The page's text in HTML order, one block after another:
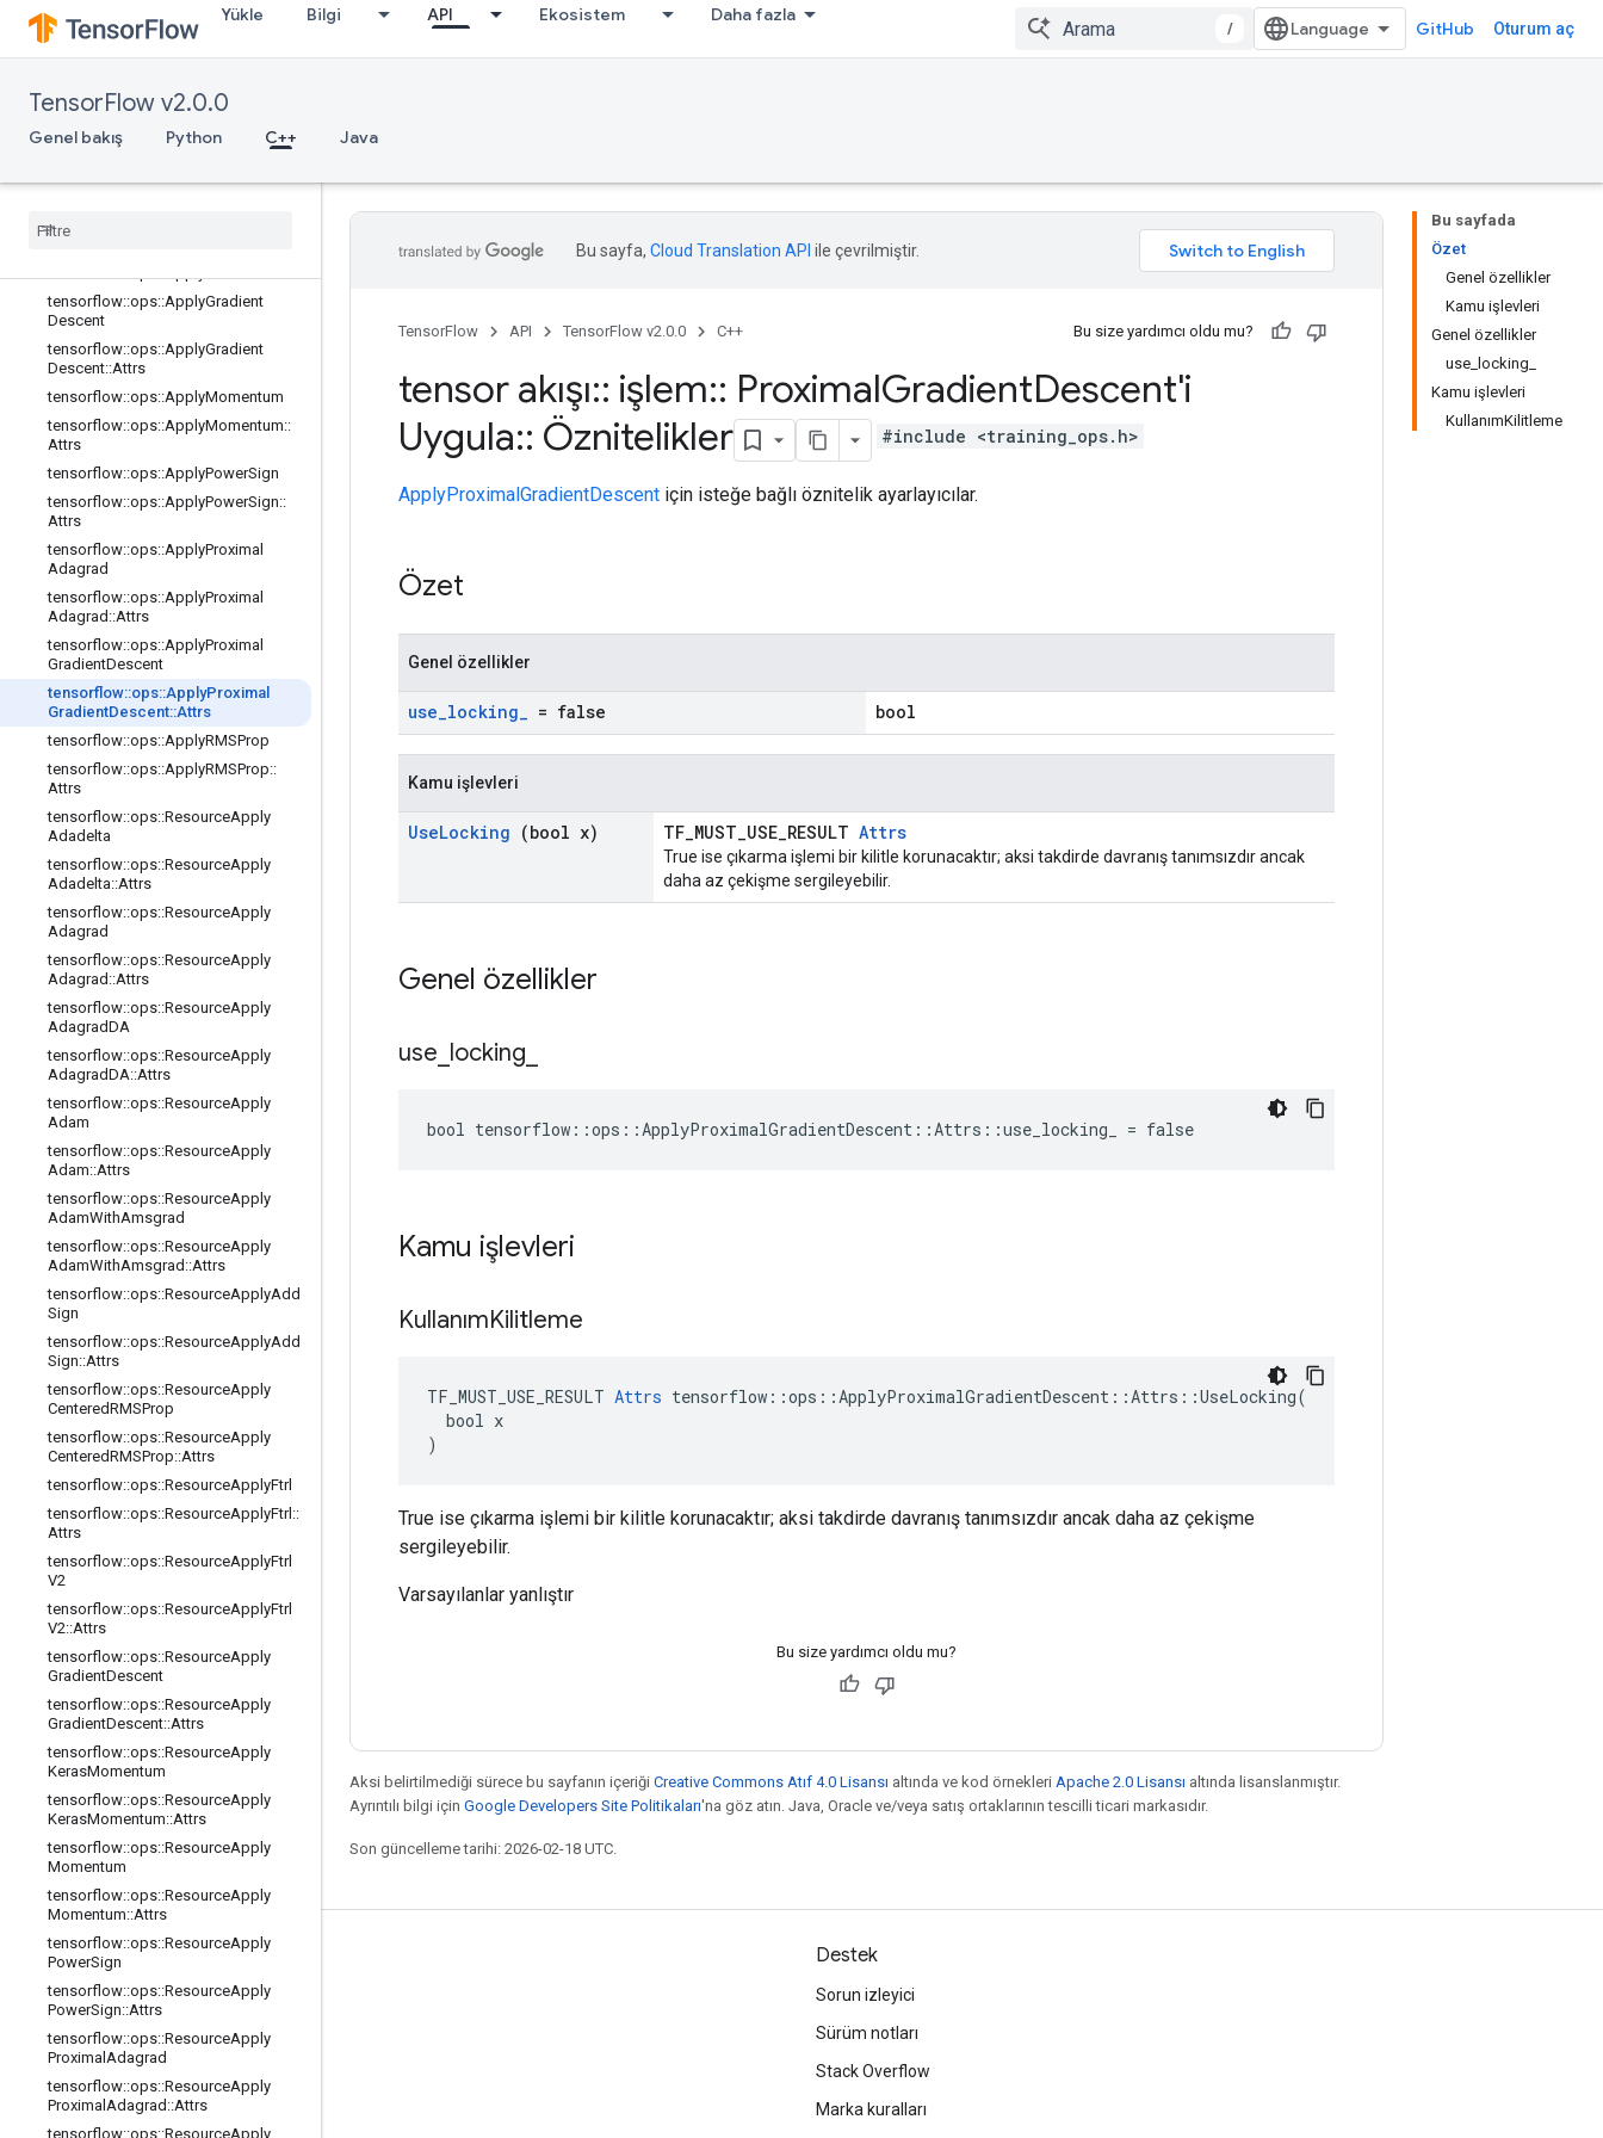
Yükle Bilgi API Ekosistem Daha fazla
/ GitHub Oturum aç
TensorFlow v2.0.0
Genel bakış Python C++ Java
tensorflow::ops::ApplyAddSign
tensorflow::ops::ApplyAddSign::Attr
s
tensorflow::ops::ApplyCenteredRMS
Prop
tensorflow::ops::ApplyCenteredRMS
tensorflow::ops::ApplyFtrl
tensorflow::ops::ApplyGradient
Descent
tensorflow::ops::ApplyGradient
Descent::Attrs
tensorflow::ops::ApplyMomentum
tensorflow::ops::ApplyMomentum::
Attrs
tensorflow::ops::ApplyPowerSign
tensorflow::ops::ApplyPowerSign::
Attrs
tensorflow::ops::ApplyProximal
Adagrad
tensorflow::ops::ApplyProximal
Adagrad ::Attrs
tensorflow::ops::ApplyProximal
GradientDescent
tensorflow::ops::ApplyProximal
GradientDescent::Attrs
tensorflow::ops::ApplyRMSProp
tensorflow::ops::ApplyRMSProp::
Attrs
tensorflow::ops::ResourceApply
Adadelta
tensorflow::ops::ResourceApply
Adadelta::Attrs
tensorflow::ops::ResourceApply
Adagrad
tensorflow::ops::ResourceApply
Adagrad ::Attrs
tensorflow::ops::ResourceApply
AdagradDA
tensorflow::ops::ResourceApply
AdagradDA::Attrs
tensorflow::ops::ResourceApply
Adam
tensorflow::ops::ResourceApply
Adam::Attrs
tensorflow::ops::ResourceApply
AdamWithAmsgrad
tensorflow::ops::ResourceApply
AdamWithAmsgrad ::Attrs
tensorflow::ops::ResourceApplyAdd
Sign
tensorflow::ops::ResourceApplyAdd
Sign::Attrs
tensorflow::ops::ResourceApply
CenteredRMSProp
tensorflow::ops::ResourceApply
CenteredRMSProp::Attrs
tensorflow::ops::ResourceApplyFtrl
tensorflow::ops::ResourceApplyFtrl ::
Attrs
tensorflow::ops::ResourceApplyFtrl
V2
tensorflow::ops::ResourceApplyFtrl
V2::Attrs
tensorflow::ops::ResourceApply
GradientDescent
tensorflow::ops::ResourceApply
GradientDescent::Attrs
tensorflow::ops::ResourceApply
KerasMomentum
tensorflow::ops::ResourceApply
KerasMomentum::Attrs
tensorflow::ops::ResourceApply
Momentum
tensorflow::ops::ResourceApply
Momentum::Attrs
tensorflow::ops::ResourceApply
PowerSign
tensorflow::ops::ResourceApply
PowerSign::Attrs
tensorflow::ops::ResourceApply
Proximal Adagrad
tensorflow::ops::ResourceApply
Proximal Adagrad ::Attrs
tensorflow::ops::ResourceApply
Bu sayfada
Özet
Genel özellikler
Kamu işlevleri
Genel özellikler
use_locking_
Kamu işlevleri
KullanımKilitleme
Bu sayfa, Cloud Translation API ile çevrilmiştir.
TensorFlow API TensorFlow v2.0.0 C++ Bu size yardımcı oldu mu?
tensor akışı:: işlem:: ProximalGradientDescent'i
Uygula:: Öznitelikler #include <training_ops.h>
ApplyProximalGradientDescent için isteğe bağlı öznitelik ayarlayıcılar.
Özet
Genel özellikler
use_locking_ = false bool
Kamu işlevleri
UseLocking (bool x) TF_MUST_USE_RESULT Attrs
True ise çıkarma işlemi bir kilitle korunacaktır; aksi takdirde davranış tanımsızdır ancak
daha az çekişme sergileyebilir.
Genel özellikler
use locking
bool tensorflow::ops::ApplyProximalGradientDescent::Attrs::use_locking_ = false
Kamu işlevleri
KullanımKilitleme
TF_MUST_USE_RESULT Attrs tensorflow::ops::ApplyProximalGradientDescent::Attrs::UseLocking(
  bool x
)
True ise çıkarma işlemi bir kilitle korunacaktır; aksi takdirde davranış tanımsızdır ancak daha az çekişme
sergileyebilir.
Varsayılanlar yanlıştır
Bu size yardımcı oldu mu?
Aksi belirtilmediği sürece bu sayfanın içeriği Creative Commons Atıf 4.0 Lisansı altında ve kod örnekleri Apache 2.0 Lisansı altında lisanslanmıştır.
Ayrıntılı bilgi için Google Developers Site Politikaları'na göz atın. Java, Oracle ve/veya satış ortaklarının tescilli ticari markasıdır.
Son güncelleme tarihi: 2026-02-18 UTC.
Bağlı kalma
Blog
Forum
Twitter
Destek
Sorun izleyici
Sürüm notları
Stack Overflow
Marka kuralları